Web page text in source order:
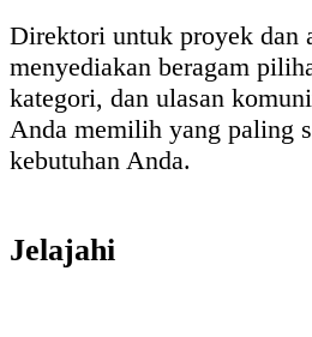
Direktori untuk proyek dan
menyediakan beragam
kategori, dan ulasan
Anda memilih yang paling
kebutuhan Anda.
Jelajahi